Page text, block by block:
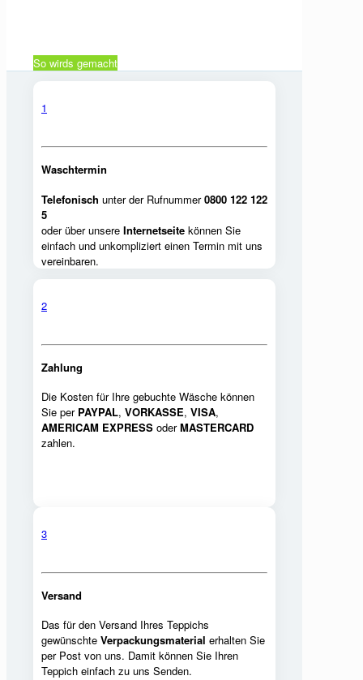
So wirds gemacht
1
Waschtermin
Telefonisch unter der Rufnummer0800 122 122
5
oder über unsere Internetseite können Sie
einfach und unkompliziert einen Termin mit uns
vereinbaren.
2
Zahlung
Die Kosten für Ihre gebuchte Wäsche können
Sie per PAYPAL, VORKASSE, VISA,
AMERICAM EXPRESS oderMASTERCARD
zahlen.
3
Versand
Das für den Versand Ihres Teppichs
gewünschte Verpackungsmaterial erhalten Sie
per Post von uns. Damit können Sie Ihren
Teppich einfach zu uns Senden.